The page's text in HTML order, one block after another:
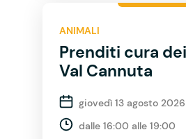
ANIMALI
Prenditi cura
Val Cannuta
giovedì 13 agosto 2026
dalle 16:00 alle 19:00